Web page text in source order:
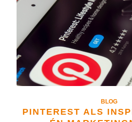
BLOG
PINTEREST ALS